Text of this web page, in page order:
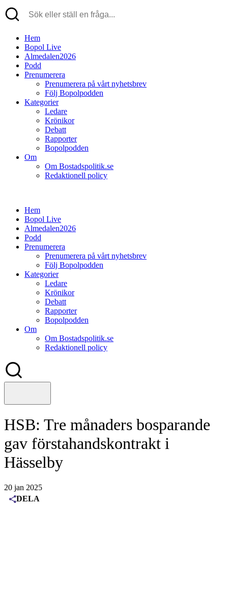
Hem
Bopol Live
Almedalen2026
Podd
Prenumerera
Prenumerera på vårt nyhetsbrev
Följ Bopolpodden
Kategorier
Ledare
Krönikor
Debatt
Rapporter
Bopolpodden
Om
Om Bostadspolitik.se
Redaktionell policy
Hem
Bopol Live
Almedalen2026
Podd
Prenumerera
Prenumerera på vårt nyhetsbrev
Följ Bopolpodden
Kategorier
Ledare
Krönikor
Debatt
Rapporter
Bopolpodden
Om
Om Bostadspolitik.se
Redaktionell policy
HSB: Tre månaders bosparande
gav förstahandskontrakt i
Hässelby
20 jan 2025
DELA